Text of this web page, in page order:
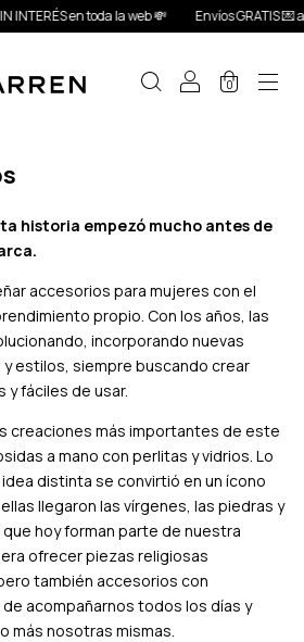
INTERÉS en toda la web 💸 Envíos GRATIS 💌
0
historia empezó mucho antes de
accesorios para mujeres con el
propio. Con los años, las
incorporando nuevas
estilos, siempre buscando crear
y fáciles de usar.
creaciones más importantes de este
a mano con perlitas y vidrios. Lo
distinta se convirtió en un ícono
llegaron las vírgenes, las piedras y
hoy forman parte de nuestra
ofrecer piezas religiosas
también accesorios con
acompañarnos todos los días y
más nosotras mismas.